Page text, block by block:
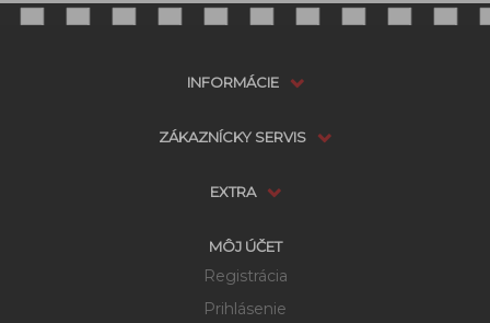
INFORMÁCIE
ZÁKAZNÍCKY SERVIS
EXTRA
MÔJ ÚČET
Registrácia
Prihlásenie